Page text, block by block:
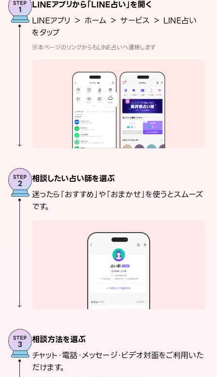
LINEアプリから「LINE占い」を開く
LINEアプリ ＞ ホーム ＞ サービス ＞ LINE占い
をタップ
※本ページのリンクからもLINE占いへ遷移します
相談したい占い師を選ぶ
迷ったら「おすすめ」や「おまかせ」を使うとスムーズ
です。
相談方法を選ぶ
チャット・電話・メッセージ・ビデオ対面をご利用いた
だけます。